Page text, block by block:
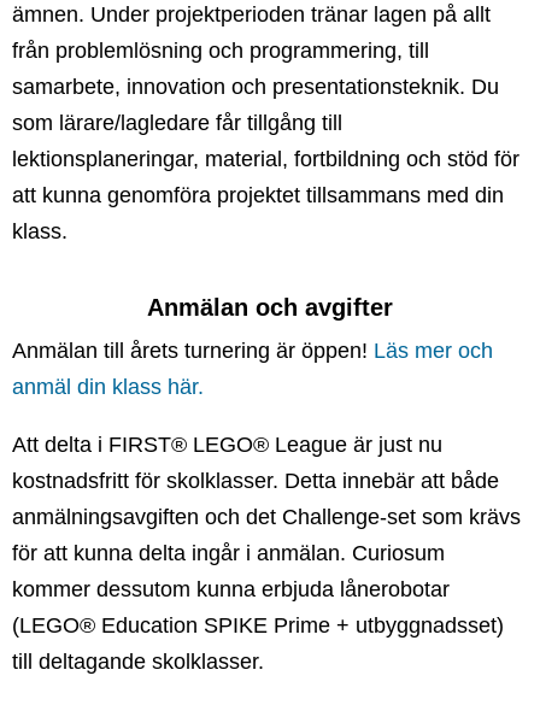
ämnen. Under projektperioden tränar lagen på allt
från problemlösning och programmering, till
samarbete, innovation och presentationsteknik. Du
som lärare/lagledare får tillgång till
lektionsplaneringar, material, fortbildning och stöd för
att kunna genomföra projektet tillsammans med din
klass.
Anmälan och avgifter
Anmälan till årets turnering är öppen! Läs mer och
anmäl din klass här.
Att delta i FIRST® LEGO® League är just nu
kostnadsfritt för skolklasser. Detta innebär att både
anmälningsavgiften och det Challenge-set som krävs
för att kunna delta ingår i anmälan. Curiosum
kommer dessutom kunna erbjuda lånerobotar
(LEGO® Education SPIKE Prime + utbyggnadsset)
till deltagande skolklasser.